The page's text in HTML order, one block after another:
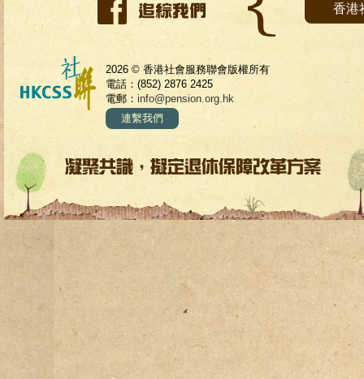
香港
2026 © 香港社會服務聯會版權所有
電話：(852) 2876 2425
電郵： info@pension.org.hk
連繫我們